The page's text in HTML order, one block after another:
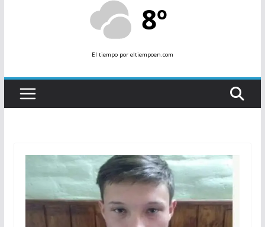
8º
El tiempopor eltiempoen.com